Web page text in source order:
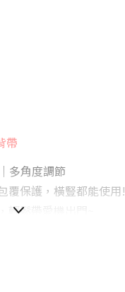
帶
多角度調節
覆保護，橫豎都能使用!
輕鬆帶愛機出門~